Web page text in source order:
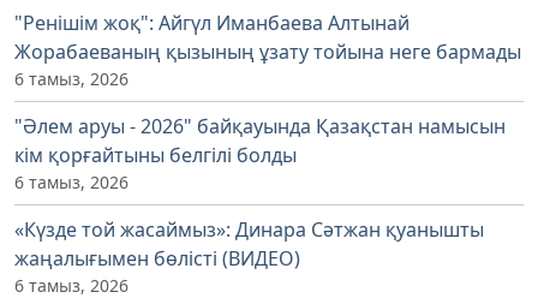
"Ренішім жоқ": Айгүл Иманбаева Алтынай
Жорабаеваның қызының ұзату тойына неге бармады
6 тамыз, 2026
"Әлем аруы - 2026" байқауында Қазақстан намысын
кім қорғайтыны белгілі болды
6 тамыз, 2026
«Күзде той жасаймыз»: Динара Сәтжан қуанышты
жаңалығымен бөлісті (ВИДЕО)
6 тамыз, 2026